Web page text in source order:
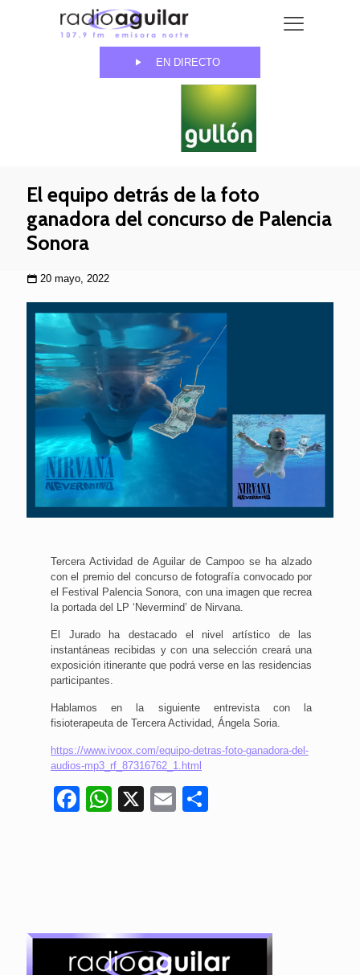
EN DIRECTO
El equipo detrás de la foto
ganadora del concurso de Palencia
Sonora
20 mayo, 2022
Tercera Actividad de Aguilar de Campoo se ha alzado
con el premio del concurso de fotografía convocado por
el Festival Palencia Sonora, con una imagen que recrea
la portada del LP ‘Nevermind’ de Nirvana.
El Jurado ha destacado el nivel artístico de las
instantáneas recibidas y con una selección creará una
exposición itinerante que podrá verse en las residencias
participantes.
Hablamos en la siguiente entrevista con la
fisioterapeuta de Tercera Actividad, Ángela Soria.
https://www.ivoox.com/equipo-detras-foto-ganadora-del-
audios-mp3_rf_87316762_1.html
Facebook
WhatsApp
X Email